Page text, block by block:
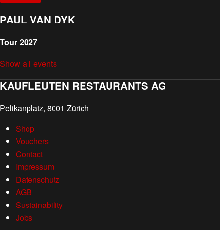
PAUL VAN DYK
Tour 2027
Show all events
KAUFLEUTEN RESTAURANTS AG
Pelikanplatz, 8001 Zürich
Shop
Vouchers
Contact
Impressum
Datenschutz
AGB
Sustainability
Jobs